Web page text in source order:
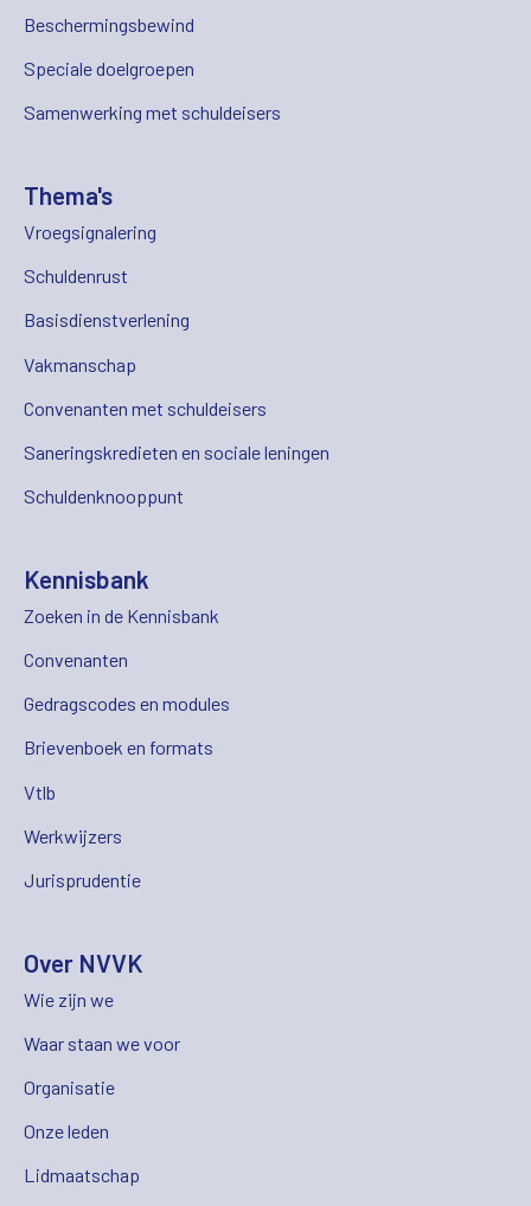
Beschermingsbewind
Speciale doelgroepen
Samenwerking met schuldeisers
Thema's
Vroegsignalering
Schuldenrust
Basisdienstverlening
Vakmanschap
Convenanten met schuldeisers
Saneringskredieten en sociale leningen
Schuldenknooppunt
Kennisbank
Zoeken in de Kennisbank
Convenanten
Gedragscodes en modules
Brievenboek en formats
Vtlb
Werkwijzers
Jurisprudentie
Over NVVK
Wie zijn we
Waar staan we voor
Organisatie
Onze leden
Lidmaatschap